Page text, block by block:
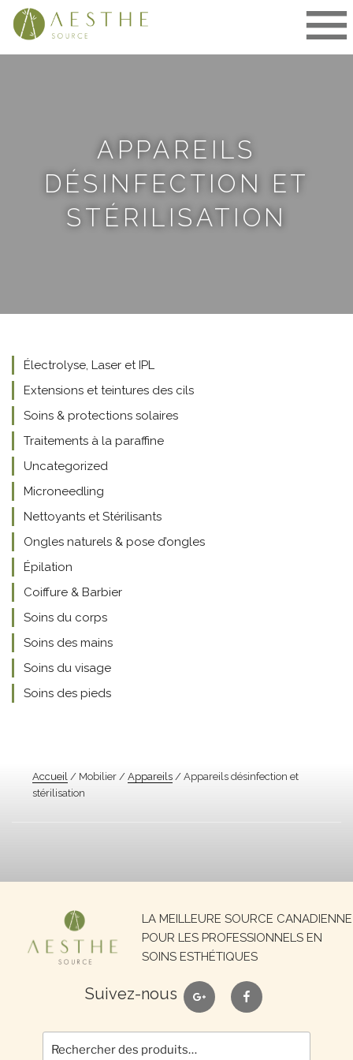
Aller
APPAREILS
DÉSINFECTION ET
STÉRILISATION
Accueil / Mobilier / Appareils / Appareils désinfection et
stérilisation
Électrolyse, Laser et IPL
Extensions et teintures des cils
Soins & protections solaires
Traitements à la paraffine
Uncategorized
Microneedling
Nettoyants et Stérilisants
Ongles naturels & pose d’ongles
Épilation
Coiffure & Barbier
Soins du corps
Soins des mains
Soins du visage
Soins des pieds
LA MEILLEURE SOURCE CANADIENNE
POUR LES PROFESSIONNELS EN
SOINS ESTHÉTIQUES
Suivez-nous google facebook
Recherche
pour :